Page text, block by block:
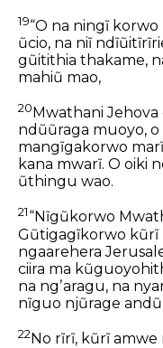
19“O na ningĩ
ũcio, na niĩ
gũitithia thakame,
mahiũ mao,
20 Mwathani
ndũũraga muoyo,
mangĩgakorwo
kana mwarĩ. O oiki
ũthingu wao.
21“Nĩgũkorwo
Gũtigagĩkorwo kũrĩ
ngaarehera
ciira ma
na ngʼaragu, na
nĩguo njũrage
22No rĩrĩ, kũrĩ amwe